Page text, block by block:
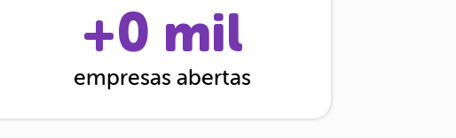
+0 mil
empresas abertas